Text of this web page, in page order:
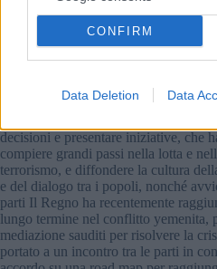
CONFIRM
Data Deletion Data
parte di un programma che mira a
alberi, che è il più grande programma
mondo.
Sul versante politico, il Regno è
menzionato in ogni sede, come ha
decisioni e presentare iniziative, che
compiere grandi passi nella lotta e
terrorismo, e diffondere la cultura
e del dialogo tra i popoli, nonché
parti Il Regno ha recentemente
lungo termine nel conflitto yemenita,
mediazione sauditi per risolvere la
portato a un incontro tra le parti in